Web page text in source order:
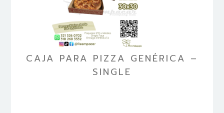
CAJA PARA PIZZA GENÉRICA –
SINGLE